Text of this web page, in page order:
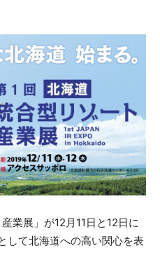
業展」が12月11日と12日に
して北海道への高い関心を表